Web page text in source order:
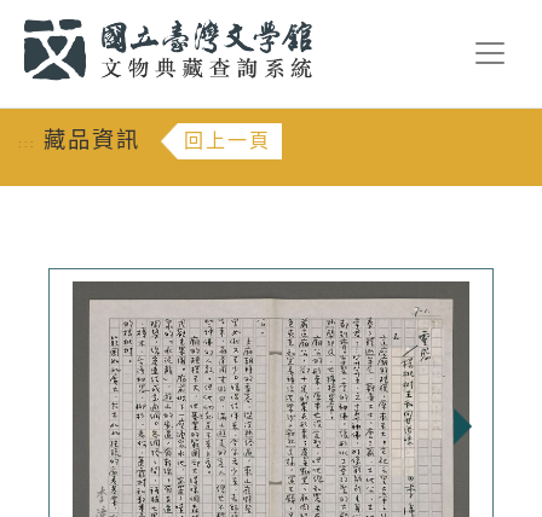
::: 藏品資訊 回上一頁